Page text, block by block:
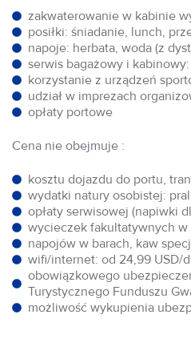
zakwaterowanie w kabinie
posiłki: śniadanie, lunch,
napoje: herbata, woda (z
serwis bagażowy i
korzystanie z urządzeń
udział w imprezach
opłaty portowe
Cena nie obejmuje :
kosztu dojazdu do portu,
wydatki natury osobistej:
opłaty serwisowej (napiwki
wycieczek fakultatywnych w
napojów w barach, kaw
wifi/internet: od 24,99 USD/
obowiązkowego
Turystycznego Funduszu
możliwość wykupienia